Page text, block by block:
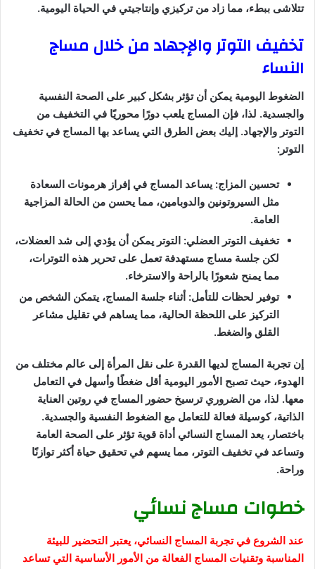
تتلاشى ببطء، مما زاد من تركيزي وإنتاجيتي في الحياة اليومية.
تخفيف التوتر والإجهاد من خلال مساج
النساء
الضغوط اليومية يمكن أن تؤثر بشكل كبير على الصحة النفسية
والجسدية. لذا، فإن المساج يلعب دورًا محوريًا في التخفيف من
التوتر والإجهاد. إليك بعض الطرق التي يساعد بها المساج في تخفيف
التوتر:
تحسين المزاج: يساعد المساج في إفراز هرمونات السعادة
مثل السيروتونين والدوبامين، مما يحسن من الحالة المزاجية
العامة.
تخفيف التوتر العضلي: التوتر يمكن أن يؤدي إلى شد العضلات،
لكن جلسة مساج مستهدفة تعمل على تحرير هذه التوترات،
مما يمنح شعورًا بالراحة والاسترخاء.
توفير لحظات للتأمل: أثناء جلسة المساج، يتمكن الشخص من
التركيز على اللحظة الحالية، مما يساهم في تقليل مشاعر
القلق والضغط.
إن تجربة المساج لديها القدرة على نقل المرأة إلى عالم مختلف من
الهدوء، حيث تصبح الأمور اليومية أقل ضغطًا وأسهل في التعامل
معها. لذا، من الضروري ترسيخ حضور المساج في روتين العناية
الذاتية، كوسيلة فعالة للتعامل مع الضغوط النفسية والجسدية.
باختصار، يعد المساج النسائي أداة قوية تؤثر على الصحة العامة
وتساعد في تخفيف التوتر، مما يسهم في تحقيق حياة أكثر توازنًا
وراحة.
خطوات مساج نسائي
عند الشروع في تجربة المساج النسائي، يعتبر التحضير للبيئة
المناسبة وتقنيات المساج الفعالة من الأمور الأساسية التي تساعد